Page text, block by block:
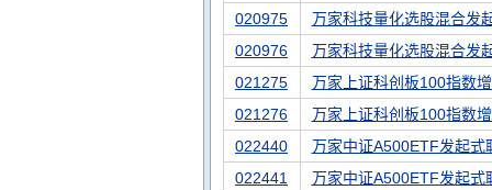
020975
万家科技量化选股混合发
020976
万家科技量化选股混合发
021275
万家上证科创板100指数
021276
万家上证科创板100指数
022440
万家中证A500ETF发起式
022441
万家中证A500ETF发起式